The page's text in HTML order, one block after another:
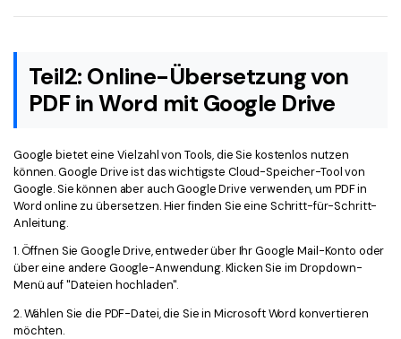
Teil2: Online-Übersetzung von
PDF in Word mit Google Drive
Google bietet eine Vielzahl von Tools, die Sie kostenlos nutzen
können. Google Drive ist das wichtigste Cloud-Speicher-Tool von
Google. Sie können aber auch Google Drive verwenden, um PDF in
Word online zu übersetzen. Hier finden Sie eine Schritt-für-Schritt-
Anleitung.
1. Öffnen Sie Google Drive, entweder über Ihr Google Mail-Konto oder
über eine andere Google-Anwendung. Klicken Sie im Dropdown-
Menü auf "Dateien hochladen".
2. Wählen Sie die PDF-Datei, die Sie in Microsoft Word konvertieren
möchten.